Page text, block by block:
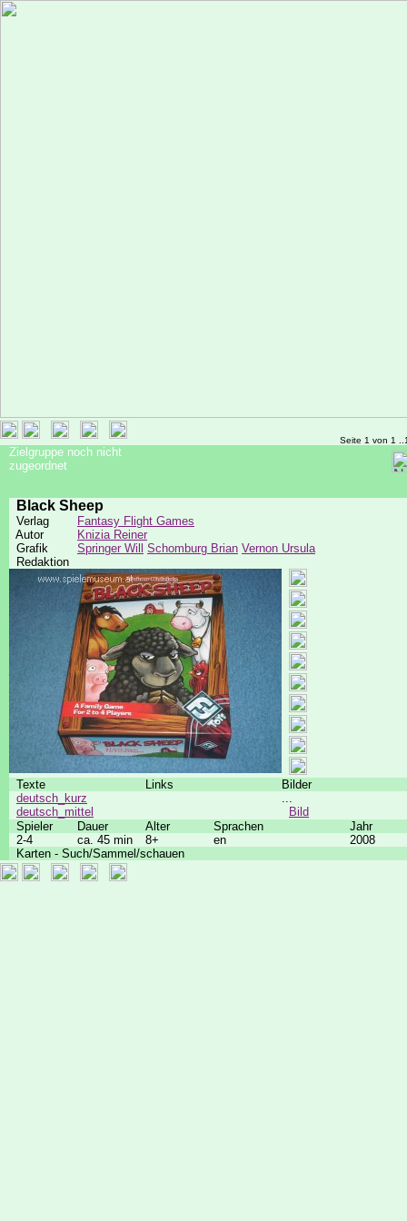
Seite 1 von 1
Zielgruppe noch nicht
zugeordnet
Black Sheep
Verlag
Fantasy Flight Games
Autor
Knizia Reiner
Grafik
Springer Will Schomburg Brian Vernon Ursula
Redaktion
Texte Links
Bilder
deutsch_kurz
deutsch_mittel
...
Bild
Spieler
Dauer Alter Sprachen
Jahr
2-4
ca. 45 min 8+ en
2008
Karten - Such/Sammel/schauen